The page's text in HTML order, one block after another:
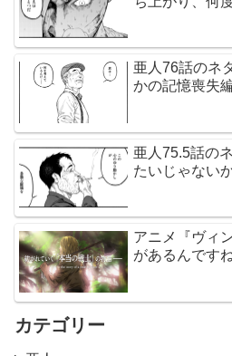
亜人76話のネ
かの記憶喪失
亜人75.5話の
たいじゃないか
アニメ『ヴィ
があるんです
カテゴリー